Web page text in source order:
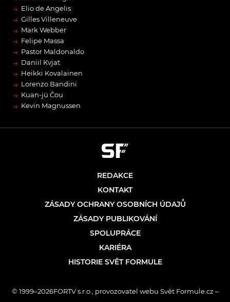
→ Elio de Angelis
→ Gilles Villeneuve
→ Mark Webber
→ Felipe Massa
→ Pastor Maldonaldo
→ Daniil Kvjat
→ Heikki Kovalainen
→ Lorenzo Bandini
→ Kuan-jü Čou
→ Kevin Magnussen
REDAKCE
KONTAKT
ZÁSADY OCHRANY OSOBNÍCH ÚDAJŮ
ZÁSADY PUBLIKOVÁNÍ
SPOLUPRÁCE
KARIÉRA
HISTORIE SVĚT FORMULE
© 1999–2026FORTV s.r.o., provozovatel webu Svět Formule.cz –